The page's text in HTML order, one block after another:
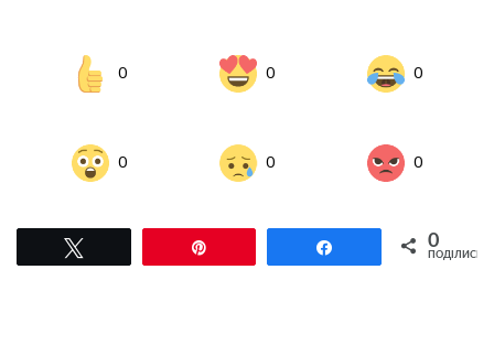
0 0 0
0 0 0
Поділитися0
ПОДІЛИСЬ